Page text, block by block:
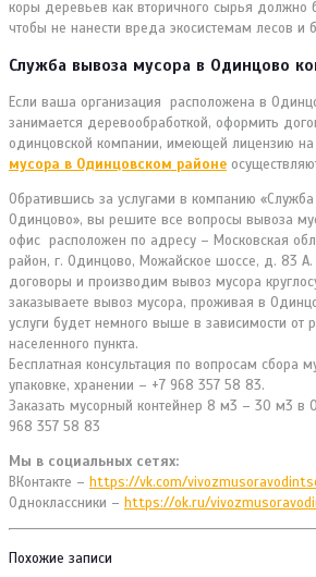
коры деревьев как вторичного сырья должно
чтобы не нанести вреда экосистемам лесов и
Служба вывоза мусора в Одинцово
Если ваша организация расположена в
занимается деревообработкой, оформить
одинцовской компании, имеющей лицензию на
мусора в Одинцовском районе
Обратившись за услугами в компанию
Одинцово», вы решите все вопросы вывоза
офис расположен по адресу – Московская
район, г. Одинцово, Можайское шоссе, д. 83
договоры и производим вывоз мусора
заказываете вывоз мусора, проживая в
услуги будет немного выше в зависимости от
населенного пункта.
Бесплатная консультация по вопросам сбора
упаковке, хранении – +7 968 357 58 83.
Заказать мусорный контейнер 8 м3 – 30 м3 в
968 357 58 83
Мы в социальных сетях:
ВКонтакте – https://vk.com/
Одноклассники – https://ok.ru/
Похожие записи